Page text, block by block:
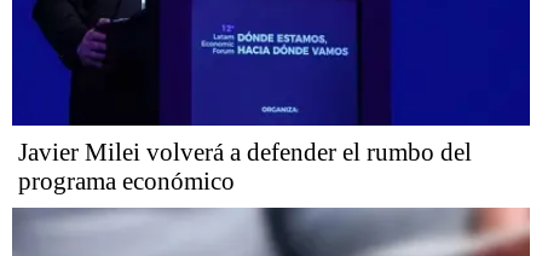
Javier Milei volverá a defender el rumbo del
programa económico